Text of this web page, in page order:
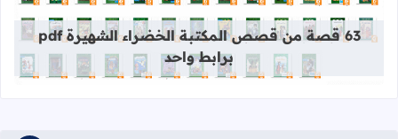
63 قصة من قصص المكتبة الخضراء الشهيرة pdf
برابط واحد